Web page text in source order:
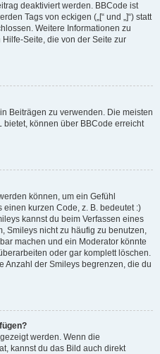
deaktiviert werden. BBCode ist
Tags von eckigen („[“ und „]“) statt
Weitere Informationen zu
Seite, die von der Seite zur
Beiträgen zu verwenden. Die meisten
bietet, können über BBCode erreicht
können, um ein Gefühl
kurzen Code, z. B. bedeutet :)
kannst du beim Verfassen eines
Smileys nicht zu häufig zu benutzen,
machen und ein Moderator könnte
oder gar komplett löschen.
Anzahl der Smileys begrenzen, die du
werden. Wenn die
kannst du das Bild auch direkt